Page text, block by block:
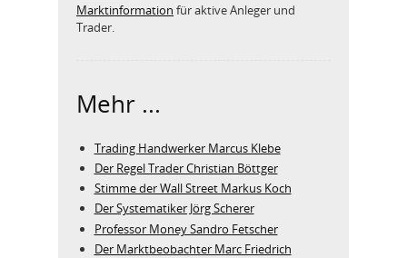
Marktinformation für aktive Anleger und
Trader.
Mehr ...
Trading Handwerker Marcus Klebe
Der Regel Trader Christian Böttger
Stimme der Wall Street Markus Koch
Der Systematiker Jörg Scherer
Professor Money Sandro Fetscher
Der Marktbeobachter Marc Friedrich